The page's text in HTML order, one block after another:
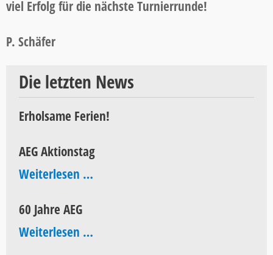
viel Erfolg für die nächste Turnierrunde!
P. Schäfer
Die letzten News
Erholsame Ferien!
AEG Aktionstag
Weiterlesen …AEG
60 Jahre AEG
Weiterlesen …60